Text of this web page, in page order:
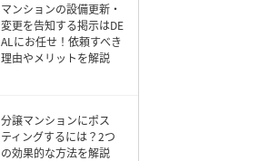
マンションの設備更新・
変更を告知する掲示はDE
ALにお任せ！依頼すべき
理由やメリットを解説
分譲マンションにポス
ティングするには？2つ
の効果的な方法を解説